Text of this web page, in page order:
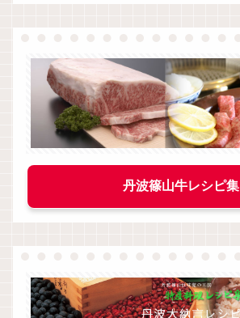
丹波篠山牛レシピ集